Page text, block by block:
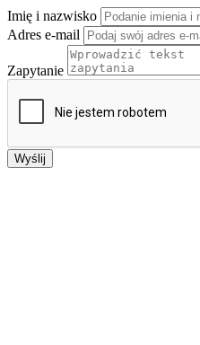
Imię i nazwisko
Adres e-mail
Zapytanie
Wyślij